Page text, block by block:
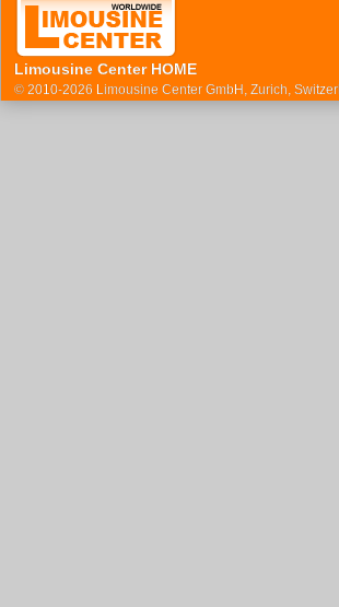
Limousine Center HOME
© 2010-2026 Limousine Center GmbH, Zurich,